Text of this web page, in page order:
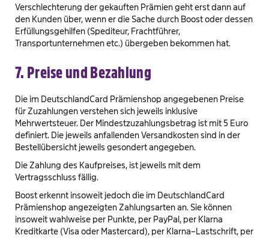
Verschlechterung der gekauften Prämien geht erst dann auf
den Kunden über, wenn er die Sache durch Boost oder dessen
Erfüllungsgehilfen (Spediteur, Frachtführer,
Transportunternehmen etc.) übergeben bekommen hat.
7. Preise und Bezahlung
Die im DeutschlandCard Prämienshop angegebenen Preise
für Zuzahlungen verstehen sich jeweils inklusive
Mehrwertsteuer. Der Mindestzuzahlungsbetrag ist mit 5 Euro
definiert. Die jeweils anfallenden Versandkosten sind in der
Bestellübersicht jeweils gesondert angegeben.
Die Zahlung des Kaufpreises, ist jeweils mit dem
Vertragsschluss fällig.
Boost erkennt insoweit jedoch die im DeutschlandCard
Prämienshop angezeigten Zahlungsarten an. Sie können
insoweit wahlweise per Punkte, per PayPal, per Klarna
Kreditkarte (Visa oder Mastercard), per Klarna–Lastschrift, per